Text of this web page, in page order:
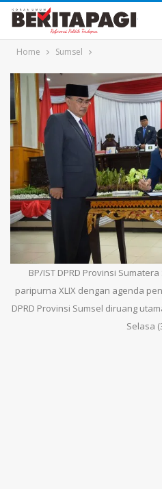
Home Sumsel
BP/IST DPRD Provinsi
paripurna XLIX dengan agenda
DPRD Provinsi Sumsel diruang
Selasa